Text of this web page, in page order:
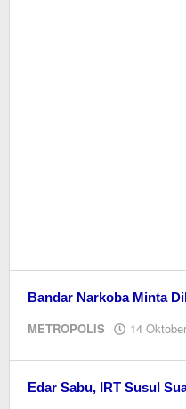
Bandar Narkoba Minta
METROPOLIS 14
Edar Sabu, IRT Susul